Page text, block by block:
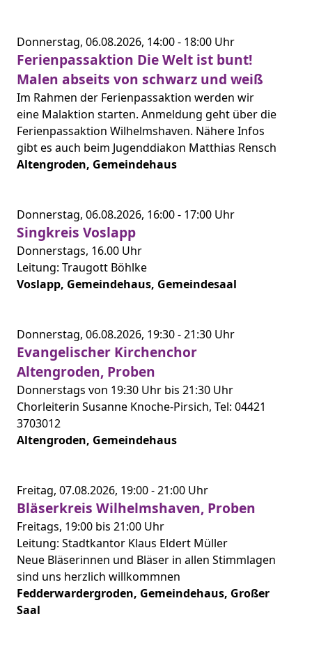
Donnerstag, 06.08.2026, 14:00 - 18:00 Uhr
Ferienpassaktion Die Welt ist bunt!
Malen abseits von schwarz und weiß
Im Rahmen der Ferienpassaktion werden wir
eine Malaktion starten. Anmeldung geht über die
Ferienpassaktion Wilhelmshaven. Nähere Infos
gibt es auch beim Jugenddiakon Matthias Rensch
Altengroden, Gemeindehaus
Donnerstag, 06.08.2026, 16:00 - 17:00 Uhr
Singkreis Voslapp
Donnerstags, 16.00 Uhr
Leitung: Traugott Böhlke
Voslapp, Gemeindehaus, Gemeindesaal
Donnerstag, 06.08.2026, 19:30 -21:30 Uhr
Evangelischer Kirchenchor
Altengroden, Proben
Donnerstags von 19:30 Uhr bis 21:30 Uhr
Chorleiterin Susanne Knoche-Pirsich, Tel: 04421
3703012
Altengroden, Gemeindehaus
Freitag, 07.08.2026, 19:00 -21:00 Uhr
Bläserkreis Wilhelmshaven, Proben
Freitags, 19:00 bis 21:00 Uhr
Leitung: Stadtkantor Klaus Eldert Müller
Neue Bläserinnen und Bläser in allen Stimmlagen
sind uns herzlich willkommnen
Fedderwardergroden, Gemeindehaus, Großer
Saal